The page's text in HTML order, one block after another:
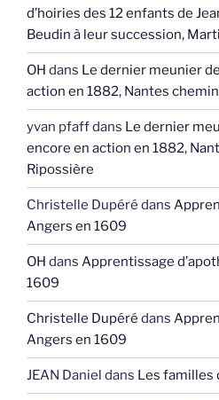
d’hoiries des 12 enfants de
Beudin à leur succession,
OH dans Le dernier meunier
action en 1882, Nantes
yvan pfaffdans Le dernier
encore en action en 1882,
Ripossière
Christelle Dupéré dans
Angers en 1609
OH dans Apprentissage
1609
Christelle Dupéré dans
Angers en 1609
JEAN Daniel dans Les familles